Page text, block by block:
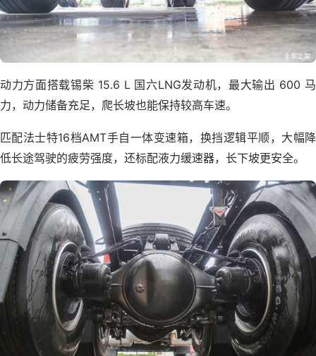
动力方面搭载锡柴 15.6 L 国六LNG发动机，最大输出 600 马
力，动力储备充足，爬长坡也能保持较高车速。
匹配法士特16档AMT手自一体变速箱，换挡逻辑平顺，大幅降
低长途驾驶的疲劳强度，还标配液力缓速器，长下坡更安全。